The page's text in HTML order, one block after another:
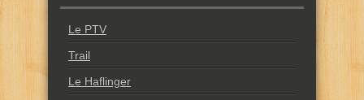
Le PTV
Trail
Le Haflinger